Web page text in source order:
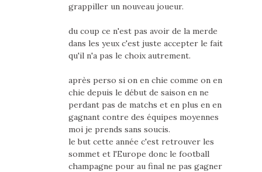
grappiller un nouveau joueur.
du coup ce n'est pas avoir de la merde
dans les yeux c'est juste accepter le fait
qu'il n'a pas le choix autrement.
après perso si on en chie comme on en
chie depuis le début de saison en ne
perdant pas de matchs et en plus en en
gagnant contre des équipes moyennes
moi je prends sans soucis.
le but cette année c'est retrouver les
sommet et l'Europe donc le football
champagne pour au final ne pas gagner